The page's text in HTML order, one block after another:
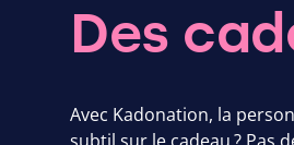
Des
Avec Kadonation, la